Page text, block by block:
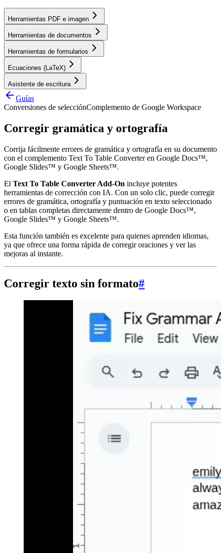
Herramientas PDF e imagen
Herramientas de documentos
Herramientas de formularios
Ecuaciones (LaTeX)
Asistente de escritura
Guías
Conversiones de selecciónComplemento de Google Workspace
Corregir gramática y ortografía
Corrija fácilmente errores de gramática y ortografía en su documento
con el complemento Text To Table Converter en Google Docs™,
Google Slides™ y Google Sheets™.
El Text To Table Converter Add-On incluye potentes
herramientas de corrección con IA. Con un solo clic, puede corregir
errores de gramática, ortografía y puntuación en texto seleccionado
o en tablas completas directamente dentro de Google Docs™,
Google Slides™ y Google Sheets™.
Esta función también es excelente para quienes aprenden idiomas,
ya que ofrece una forma rápida de corregir oraciones y ver las
mejoras al instante.
Corregir texto sin formato#